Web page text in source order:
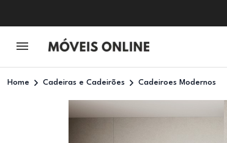
Home Cadeiras e Cadeirões Cadeiroes Modernos